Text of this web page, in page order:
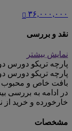
۳۶,۰۰۰,۰۰۰
نقد و بررسی
نمایش بیشتر
پارچه تریکو دورس
پارچه تریکو دورس
بافت خاص و محبوب
در ادامه به بررسی
خارخورده و خرید
مشخصات